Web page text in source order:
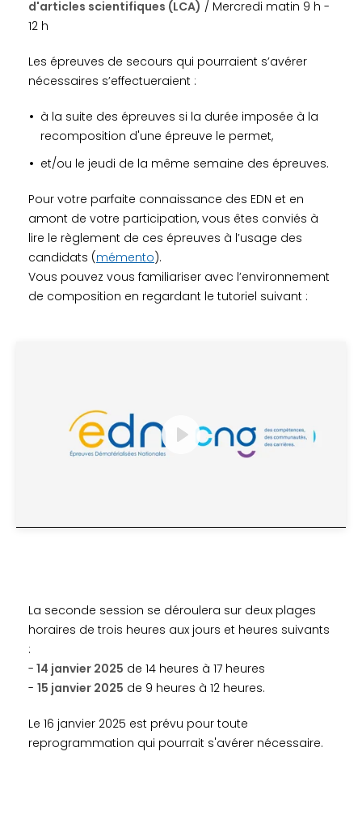
d'articles scientifiques (LCA) / Mercredi matin 9 h -
12 h
Les épreuves de secours qui pourraient s’avérer
nécessaires s’effectueraient :
à la suite des épreuves si la durée imposée à la
recomposition d'une épreuve le permet,
et/ou le jeudi de la même semaine des épreuves.
Pour votre parfaite connaissance des EDN et en
amont de votre participation, vous êtes conviés à
lire le règlement de ces épreuves à l’usage des
candidats (mémento).
Vous pouvez vous familiariser avec l’environnement
de composition en regardant le tutoriel suivant :
Play
La seconde session se déroulera sur deux plages
horaires de trois heures aux jours et heures suivants
:
- 14 janvier 2025 de 14 heures à 17 heures
- 15 janvier 2025 de 9 heures à 12 heures.
Le 16 janvier 2025 est prévu pour toute
reprogrammation qui pourrait s'avérer nécessaire.